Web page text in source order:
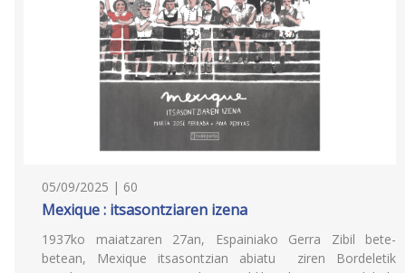
05/09/2025 | 60
Mexique : itsasontziaren izena
1937ko maiatzaren 27an, Espainiako Gerra Zibil bete-
betean, Mexique itsasontzian abiatu ziren Bordeletik